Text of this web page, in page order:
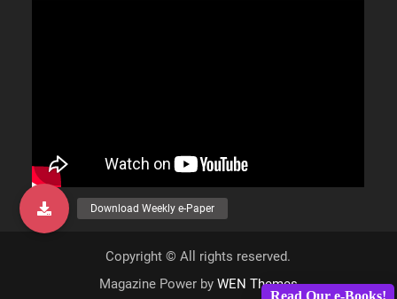
Copyright © All rights reserved.
Magazine Power by WEN Themes
Read Our e-Books!